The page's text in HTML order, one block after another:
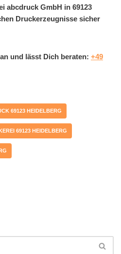
abcdruck GmbH in 69123
Druckerzeugnisse sicher
und lässt Dich beraten: +49
69123 HEIDELBERG
69123 HEIDELBERG